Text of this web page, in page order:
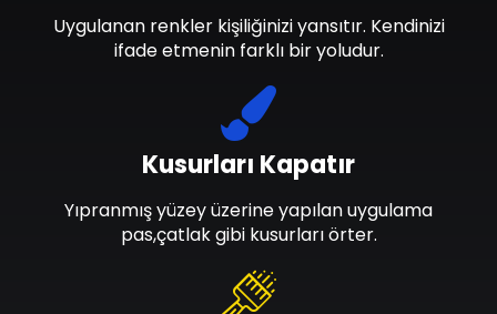
Kusurları Kapatır
Yıpranmış yüzey üzerine yapılan uygulama
pas,çatlak gibi kusurları örter.
Uygulanan renkler kişiliğinizi yansıtır. Kendinizi
ifade etmenin farklı bir yoludur.